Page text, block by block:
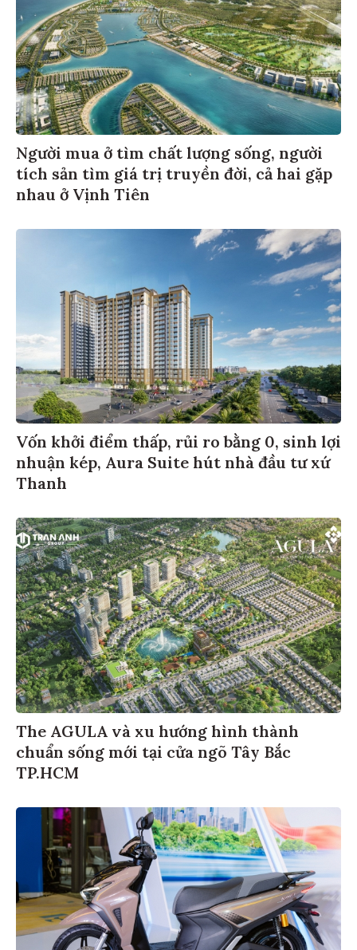
Người mua ở tìm chất lượng sống, người
tích sản tìm giá trị truyền đời, cả hai gặp
nhau ở Vịnh Tiên
Vốn khởi điểm thấp, rủi ro bằng 0, sinh lợi
nhuận kép, Aura Suite hút nhà đầu tư xứ
Thanh
The AGULA và xu hướng hình thành
chuẩn sống mới tại cửa ngõ Tây Bắc
TP.HCM